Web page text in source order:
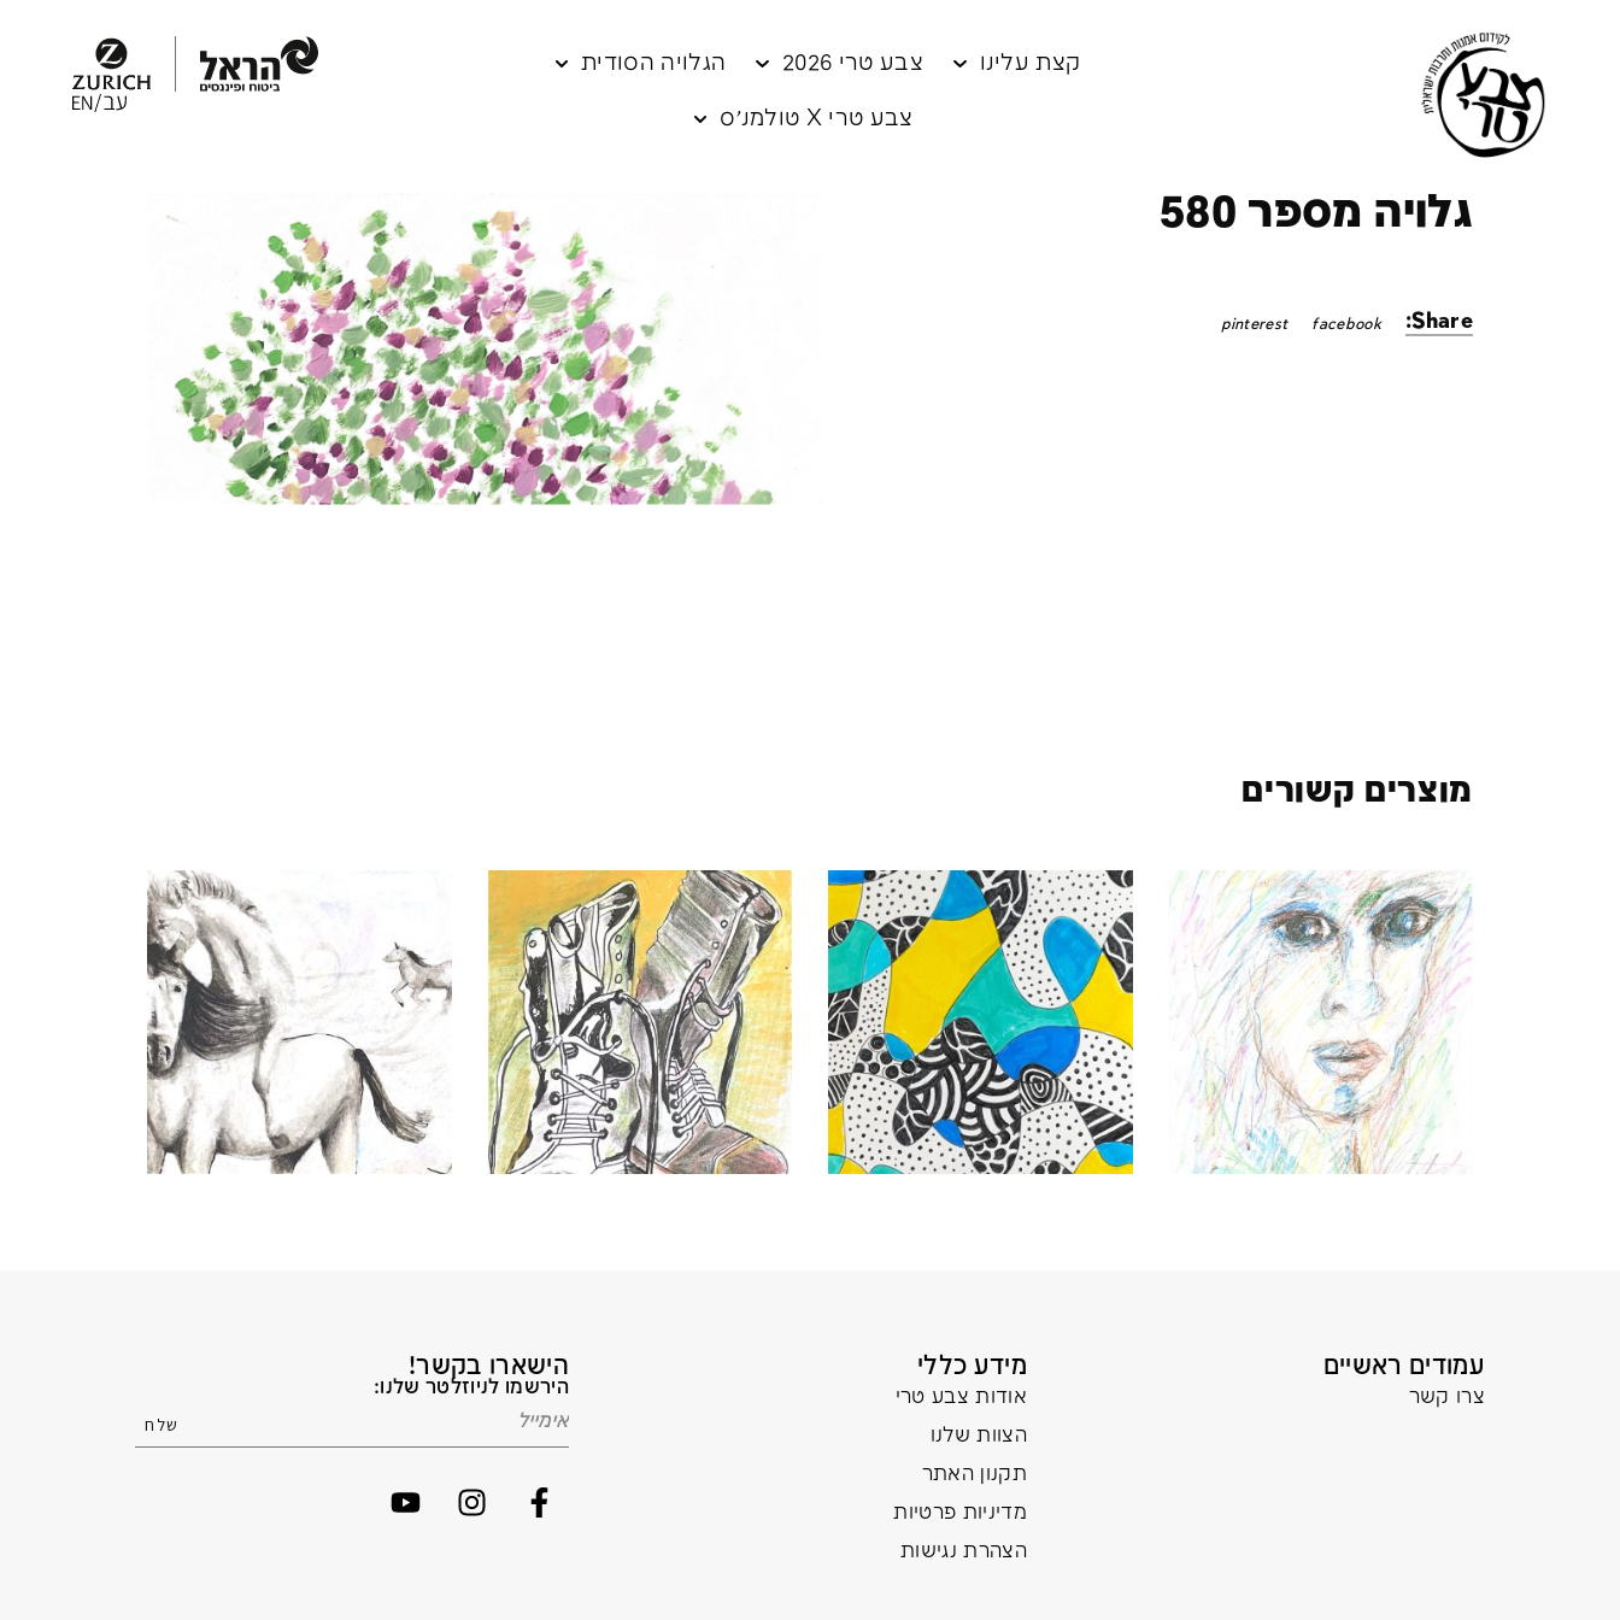
קצת עלינו צבע טרי 2026 הגלויה הסודית
צבע טרי X טולמנ׳ס
גלויה מספר 580
Share:
facebook
pinterest
מוצרים קשורים
עמודים ראשיים
צרו קשר
מידע כללי
אודות צבע טרי
הצוות שלנו
תקנון האתר
מדיניות פרטיות
הצהרת נגישות
הישארו בקשר!
הירשמו לניוזלטר שלנו: